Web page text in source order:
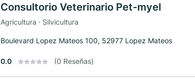
Consultorio Veterinario Pet-myel
Agricultura · Silvicultura
Boulevard Lopez Mateos 100, 52977 Lopez Mateos
0.0 (0 Reseñas)